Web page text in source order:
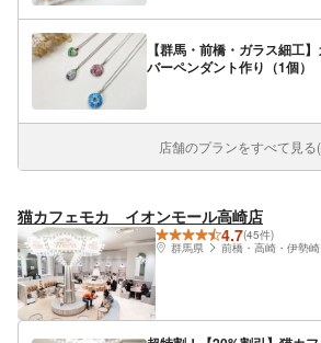
【群馬・前橋・ガラス細工
バーペンダント作り（1個）
店舗のプランをすべて見る
猫カフェモカ イオンモール高崎店
4.7(45件)
群馬県
前橋・高崎・伊勢